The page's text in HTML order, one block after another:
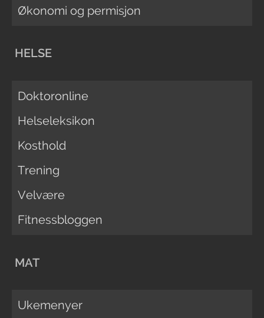
Økonomi og permisjon
HELSE
Doktoronline
Helseleksikon
Kosthold
Trening
Velvære
Fitnessbloggen
MAT
Ukemenyer